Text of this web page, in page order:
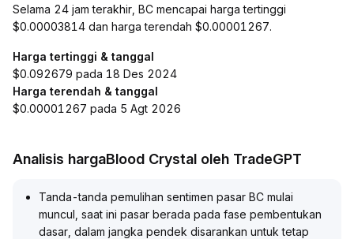
Selama 24 jam terakhir, BC mencapai harga tertinggi
$0.00003814 dan harga terendah $0.00001267.
Harga tertinggi & tanggal
$0.092679 pada 18 Des 2024
Harga terendah & tanggal
$0.00001267 pada 5 Agt 2026
Analisis hargaBlood Crystal oleh TradeGPT
Tanda-tanda pemulihan sentimen pasar BC mulai
muncul, saat ini pasar berada pada fase pembentukan
dasar, dalam jangka pendek disarankan untuk tetap